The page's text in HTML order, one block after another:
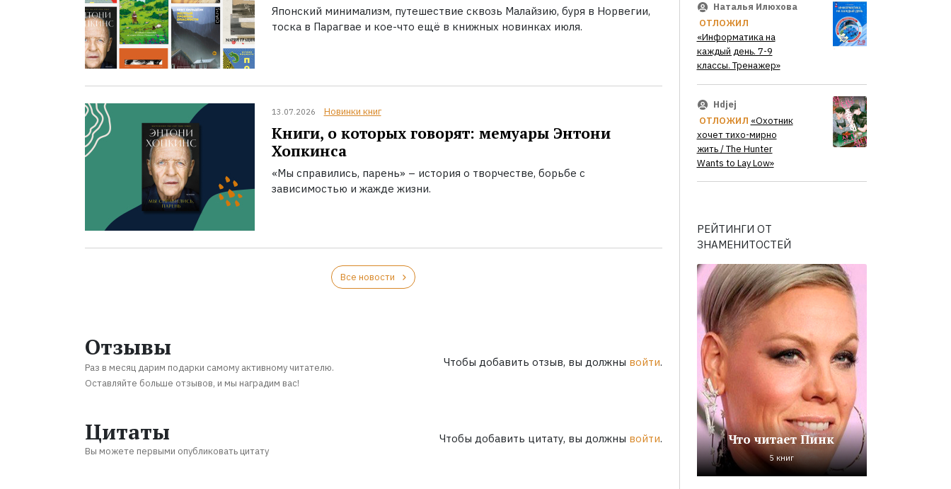
Японский минимализм, путешествие сквозь Малайзию, буря в Норвегии,
тоска в Парагвае и кое-что ещё в книжных новинках июля.
13.07.2026 Новинки книг
Книги, о которых говорят: мемуары Энтони
Хопкинса
«Мы справились, парень» – история о творчестве, борьбе с
зависимостью и жажде жизни.
Все новости
Отзывы
Раз в месяц дарим подарки самому активному читателю.
Оставляйте больше отзывов, и мы наградим вас!
Чтобы добавить отзыв, вы должны войти.
Цитаты
Вы можете первыми опубликовать цитату
Чтобы добавить цитату, вы должны войти.
Наталья Илюхова
ОТЛОЖИЛ
«Информатика на
каждый день. 7-9
классы. Тренажер»
Hdjej
ОТЛОЖИЛ «Охотник
хочет тихо-мирно
жить / The Hunter
Wants to Lay Low»
РЕЙТИНГИ ОТ
ЗНАМЕНИТОСТЕЙ
Что читает Пинк
5 книг